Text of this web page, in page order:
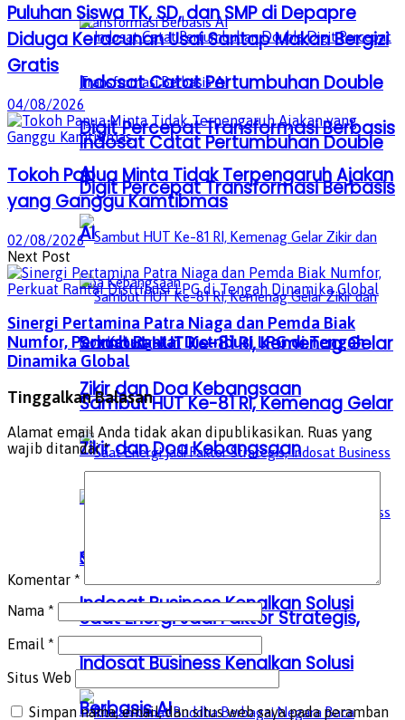
Indosat Catat Pertumbuhan Double
Digit Percepat Transformasi Berbasis
AI
Sambut HUT Ke-81 RI, Kemenag Gelar
Zikir dan Doa Kebangsaan
Saat Energi Jadi Faktor Strategis,
Indosat Business Kenalkan Solusi
Berbasis AI
Indosat Catat Pertumbuhan Double
Digit Percepat Transformasi Berbasis
AI
Sambut HUT Ke-81 RI, Kemenag Gelar
Zikir dan Doa Kebangsaan
Saat Energi Jadi Faktor Strategis,
Indosat Business Kenalkan Solusi
Berbasis AI
Puluhan Siswa TK, SD, dan SMP di Depapre
Diduga Keracunan Usai Santap Makan Bergizi
Gratis
04/08/2026
Tokoh Papua Minta Tidak Terpengaruh Ajakan
yang Ganggu Kamtibmas
02/08/2026
Next Post
Sinergi Pertamina Patra Niaga dan Pemda Biak
Numfor, Perkuat Rantai Distribusi LPG di Tengah
Dinamika Global
Tinggalkan Balasan
Alamat email Anda tidak akan dipublikasikan. Ruas yang
wajib ditandai*
Komentar *
Nama *
Email *
Situs Web
Simpan nama, email, dan situs web saya pada peramban